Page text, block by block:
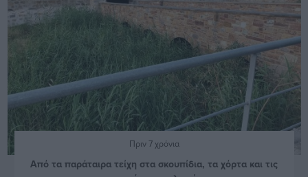
Πριν 7 χρόνια
Από τα παράταιρα τείχη στα σκουπίδια, τα χόρτα και τις